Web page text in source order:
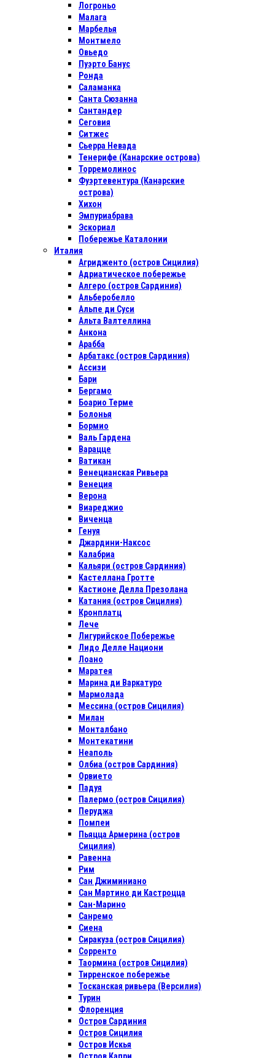
Логроньо
Малага
Марбелья
Монтмело
Овьедо
Пуэрто Банус
Ронда
Саламанка
Санта Сюзанна
Сантандер
Сеговия
Ситжес
Сьерра Невада
Тенерифе (Канарские острова)
Торремолинос
Фуэртевентура (Канарские
острова)
Хихон
Эмпуриабрава
Эскориал
Побережье Каталонии
Италия
Агридженто (остров Сицилия)
Адриатическое побережье
Алгеро (остров Сардиния)
Альберобелло
Альпе ди Суси
Альта Валтеллина
Анкона
Арабба
Арбатакс (остров Сардиния)
Ассизи
Бари
Бергамо
Боарио Терме
Болонья
Бормио
Валь Гардена
Варацце
Ватикан
Венецианская Ривьера
Венеция
Верона
Виареджио
Виченца
Генуя
Джардини-Наксос
Калабриа
Кальяри (остров Сардиния)
Кастеллана Гротте
Кастионе Делла Презолана
Катания (остров Сицилия)
Кронплатц
Лече
Лигурийское Побережье
Лидо Делле Национи
Лоано
Маратея
Марина ди Варкатуро
Мармолада
Мессина (остров Сицилия)
Милан
Монталбано
Монтекатини
Неаполь
Олбиа (остров Сардиния)
Орвието
Падуя
Палермо (остров Сицилия)
Перуджа
Помпеи
Пьяцца Армерина (остров
Сицилия)
Равенна
Рим
Сан Джиминиано
Сан Мартино ди Кастроцца
Сан-Марино
Санремо
Сиена
Сиракуза (остров Сицилия)
Сорренто
Таормина (остров Сицилия)
Тирренское побережье
Тосканская ривьера (Версилия)
Турин
Флоренция
Остров Сардиния
Остров Сицилия
Остров Искья